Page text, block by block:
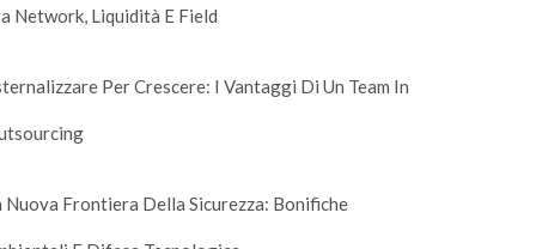
Network, Liquidità E Field
Per Crescere: I Vantaggi Di Un Team In
Nuova Frontiera Della Sicurezza: Bonifiche